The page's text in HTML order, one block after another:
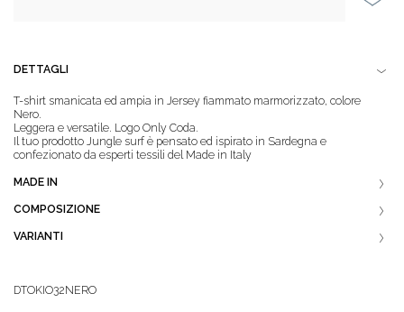
DETTAGLI
T-shirt smanicata ed ampia in Jersey fiammato marmorizzato, colore
Nero.
Leggera e versatile. Logo Only Coda.
Il tuo prodotto Jungle surf è pensato ed ispirato in Sardegna e
confezionato da esperti tessili del Made in Italy
MADE IN
COMPOSIZIONE
VARIANTI
DTOKIO32NERO